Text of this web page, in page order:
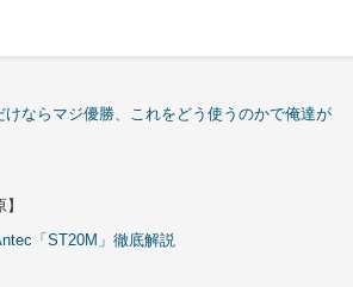
ならマジ優勝、これをどう使うのかで俺達が
「ST20M」徹底解説